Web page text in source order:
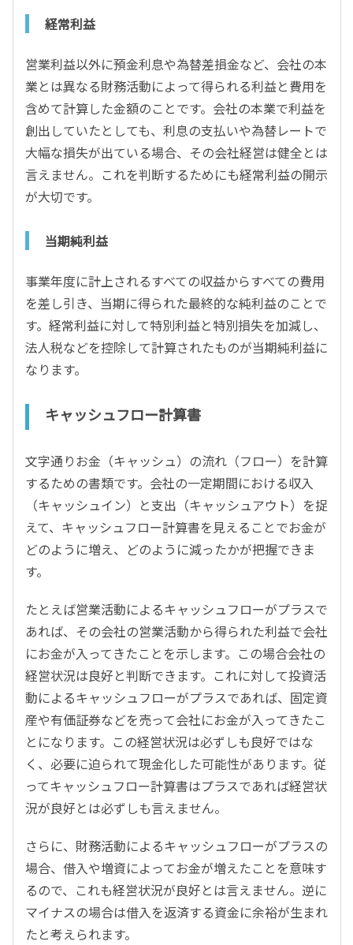
経常利益
営業利益以外に預金利息や為替差損金など、会社の本
業とは異なる財務活動によって得られる利益と費用を
含めて計算した金額のことです。会社の本業で利益を
創出していたとしても、利息の支払いや為替レートで
大幅な損失が出ている場合、その会社経営は健全とは
言えません。これを判断するためにも経常利益の開示
が大切です。
当期純利益
事業年度に計上されるすべての収益からすべての費用
を差し引き、当期に得られた最終的な純利益のことで
す。経常利益に対して特別利益と特別損失を加減し、
法人税などを控除して計算されたものが当期純利益に
なります。
キャッシュフロー計算書
文字通りお金（キャッシュ）の流れ（フロー）を計算
するための書類です。会社の一定期間における収入
（キャッシュイン）と支出（キャッシュアウト）を捉
えて、キャッシュフロー計算書を見えることでお金が
どのように増え、どのように減ったかが把握できま
す。
たとえば営業活動によるキャッシュフローがプラスで
あれば、その会社の営業活動から得られた利益で会社
にお金が入ってきたことを示します。この場合会社の
経営状況は良好と判断できます。これに対して投資活
動によるキャッシュフローがプラスであれば、固定資
産や有価証券などを売って会社にお金が入ってきたこ
とになります。この経営状況は必ずしも良好ではな
く、必要に迫られて現金化した可能性があります。従
ってキャッシュフロー計算書はプラスであれば経営状
況が良好とは必ずしも言えません。
さらに、財務活動によるキャッシュフローがプラスの
場合、借入や増資によってお金が増えたことを意味す
るので、これも経営状況が良好とは言えません。逆に
マイナスの場合は借入を返済する資金に余裕が生まれ
たと考えられます。